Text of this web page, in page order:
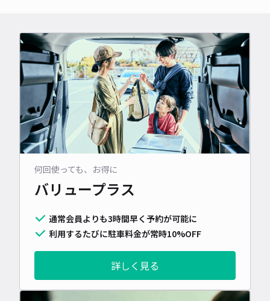
何回使っても、お得に
バリュープラス
通常会員よりも3時間早く予約が可能に
利用するたびに駐車料金が常時10%OFF
詳しく見る